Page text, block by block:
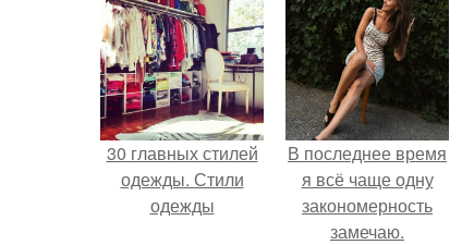
30 главных стилей
одежды. Стили
одежды
В последнее время
я всё чаще одну
закономерность
замечаю.